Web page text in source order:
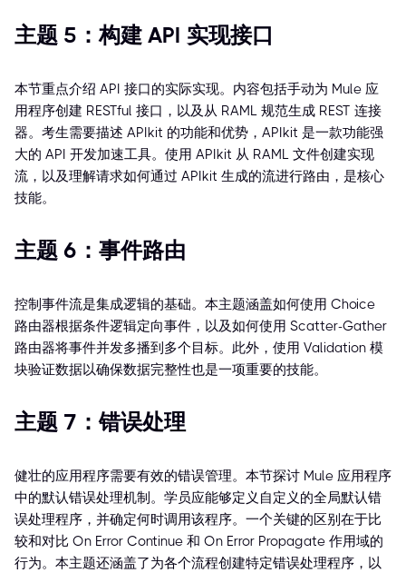
主题 5：构建 API 实现接口
本节重点介绍 API 接口的实际实现。内容包括手动为 Mule 应
用程序创建 RESTful 接口，以及从 RAML 规范生成 REST 连接
器。考生需要描述 APIkit 的功能和优势，APIkit 是一款功能强
大的 API 开发加速工具。使用 APIkit 从 RAML 文件创建实现
流，以及理解请求如何通过 APIkit 生成的流进行路由，是核心
技能。
主题 6：事件路由
控制事件流是集成逻辑的基础。本主题涵盖如何使用 Choice
路由器根据条件逻辑定向事件，以及如何使用 Scatter-Gather
路由器将事件并发多播到多个目标。此外，使用 Validation 模
块验证数据以确保数据完整性也是一项重要的技能。
主题 7：错误处理
健壮的应用程序需要有效的错误管理。本节探讨 Mule 应用程序
中的默认错误处理机制。学员应能够定义自定义的全局默认错
误处理程序，并确定何时调用该程序。一个关键的区别在于比
较和对比 On Error Continue 和 On Error Propagate 作用域的
行为。本主题还涵盖了为各个流程创建特定错误处理程序，以